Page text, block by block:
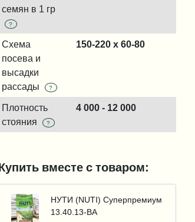
семян в 1 гр
?
Схема
посева и
высадки
рассады
?
150-220 x 60-80
Плотность
стояния
?
4 000 - 12 000
Купить вместе с товаром:
НУТИ (NUTI) Суперпремиум
13.40.13-BA